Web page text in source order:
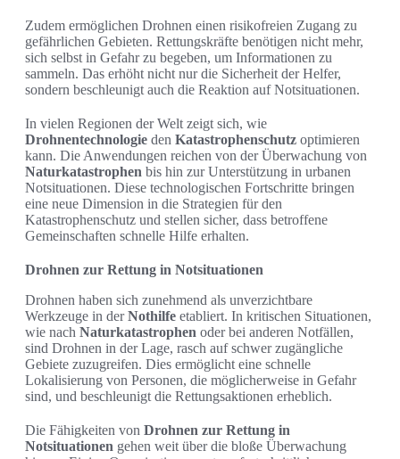
Zudem ermöglichen Drohnen einen risikofreien Zugang zu
gefährlichen Gebieten. Rettungskräfte benötigen nicht mehr,
sich selbst in Gefahr zu begeben, um Informationen zu
sammeln. Das erhöht nicht nur die Sicherheit der Helfer,
sondern beschleunigt auch die Reaktion auf Notsituationen.
In vielen Regionen der Welt zeigt sich, wie
Drohnentechnologie den Katastrophenschutz optimieren
kann. Die Anwendungen reichen von der Überwachung von
Naturkatastrophen bis hin zur Unterstützung in urbanen
Notsituationen. Diese technologischen Fortschritte bringen
eine neue Dimension in die Strategien für den
Katastrophenschutz und stellen sicher, dass betroffene
Gemeinschaften schnelle Hilfe erhalten.
Drohnen zur Rettung in Notsituationen
Drohnen haben sich zunehmend als unverzichtbare
Werkzeuge in derNothilfe etabliert. In kritischen Situationen,
wie nach Naturkatastrophen oder bei anderen Notfällen,
sind Drohnen in der Lage, rasch auf schwer zugängliche
Gebiete zuzugreifen. Dies ermöglicht eine schnelle
Lokalisierung von Personen, die möglicherweise in Gefahr
sind, und beschleunigt die Rettungsaktionen erheblich.
Die Fähigkeiten von Drohnen zur Rettung in
Notsituationen gehen weit über die bloße Überwachung